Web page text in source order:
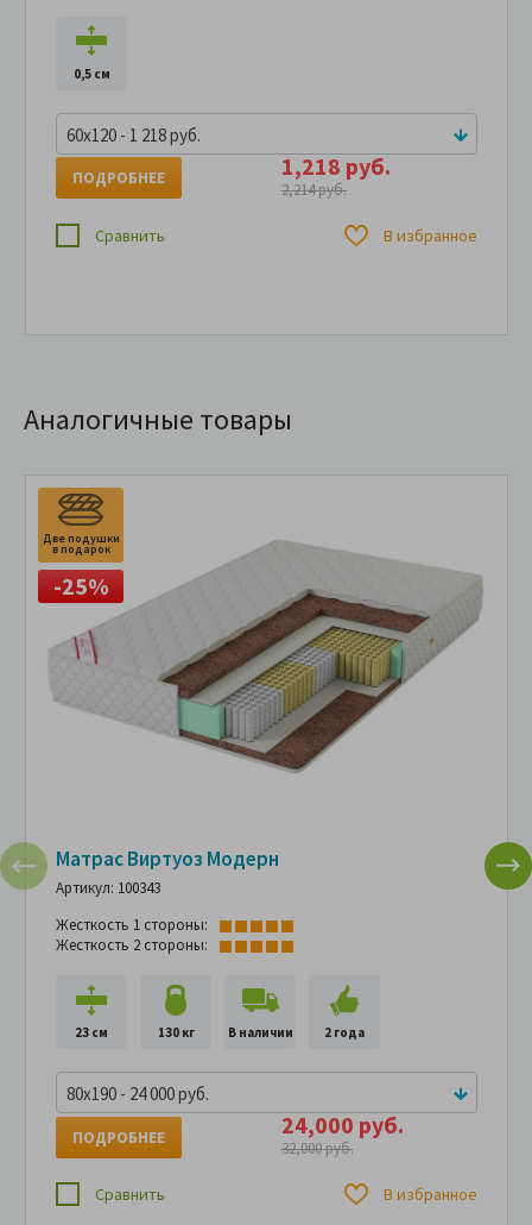
0,5 см
60x120 - 1 218 руб.
1,218 руб.
2,214 руб.
ПОДРОБНЕЕ
Сравнить В избранное
Аналогичные товары
Две подушки
в подарок
-25%
Матрас Виртуоз Модерн
Артикул: 100343
Жесткость 1 стороны:
Жесткость 2 стороны:
23 см 130 кг В наличии 2 года
80x190 - 24 000 руб.
24,000 руб.
32,000 руб.
ПОДРОБНЕЕ
Сравнить В избранное